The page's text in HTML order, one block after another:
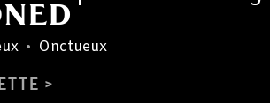
• Onctueux